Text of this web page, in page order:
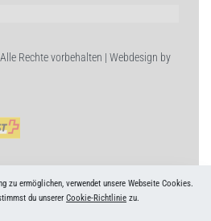
Rechte vorbehalten | Webdesign by
zu ermöglichen, verwendet unsere Webseite Cookies.
du unsererCookie-Richtlinie zu.